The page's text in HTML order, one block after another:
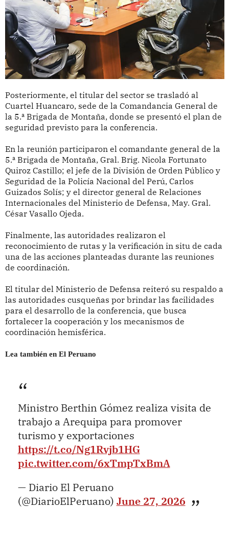
Posteriormente, el titular del sector se trasladó al
Cuartel Huancaro, sede de la Comandancia General de
la 5.ª Brigada de Montaña, donde se presentó el plan de
seguridad previsto para la conferencia.
En la reunión participaron el comandante general de la
5.ª Brigada de Montaña, Gral. Brig. Nicola Fortunato
Quiroz Castillo; el jefe de la División de Orden Público y
Seguridad de la Policía Nacional del Perú, Carlos
Guizados Solís; y el director general de Relaciones
Internacionales del Ministerio de Defensa, May. Gral.
César Vasallo Ojeda.
Finalmente, las autoridades realizaron el
reconocimiento de rutas y la verificación in situ de cada
una de las acciones planteadas durante las reuniones
de coordinación.
El titular del Ministerio de Defensa reiteró su respaldo a
las autoridades cusqueñas por brindar las facilidades
para el desarrollo de la conferencia, que busca
fortalecer la cooperación y los mecanismos de
coordinación hemisférica.
Lea también en El Peruano
Ministro Berthin Gómez realiza visita de
trabajo a Arequipa para promover
turismo y exportaciones
https://t.co/Ng1Rvjb1HG
pic.twitter.com/6xTmpTxBmA
— Diario El Peruano
(@DiarioElPeruano) June 27, 2026